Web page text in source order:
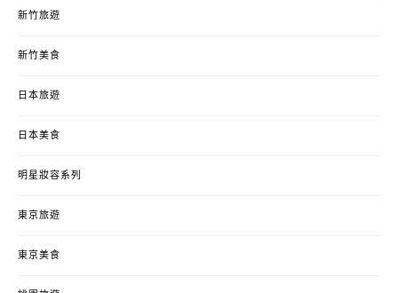
新竹旅遊
新竹美食
日本旅遊
日本美食
明星妝容系列
東京旅遊
東京美食